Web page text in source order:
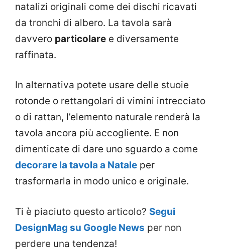
natalizi originali come dei dischi ricavati
da tronchi di albero. La tavola sarà
davvero particolare e diversamente
raffinata.
In alternativa potete usare delle stuoie
rotonde o rettangolari di vimini intrecciato
o di rattan, l’elemento naturale renderà la
tavola ancora più accogliente. E non
dimenticate di dare uno sguardo a come
decorare la tavola a Natale per
trasformarla in modo unico e originale.
Ti è piaciuto questo articolo? Segui
DesignMag su Google News per non
perdere una tendenza!